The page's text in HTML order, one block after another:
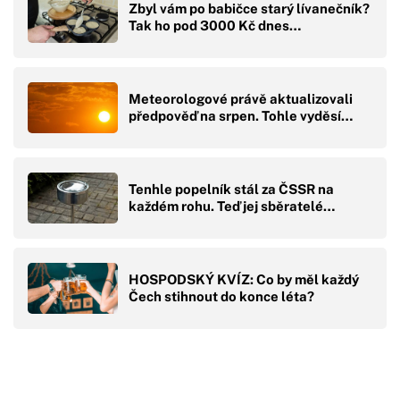
Zbyl vám po babičce starý lívanečník?
Tak ho pod 3000 Kč dnes…
Meteorologové právě aktualizovali
předpověď na srpen. Tohle vyděsí…
Tenhle popelník stál za ČSSR na
každém rohu. Teď jej sběratelé…
HOSPODSKÝ KVÍZ: Co by měl každý
Čech stihnout do konce léta?